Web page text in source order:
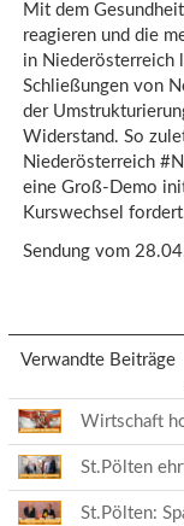
Mit dem
reagieren und die
in Niederösterreich
Schließungen von
der
Widerstand. So
Niederösterreich
eine Groß-Demo
Kurswechsel
Sendung vom
Verwandte Beiträge
Wirtschaft
St.Pölten
St.Pölten: